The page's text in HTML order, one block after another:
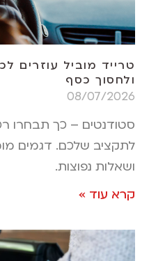
טרייד מוביל עוזרים
ולחסוך כסף
08/07/2026
סטודנטים – כך תבחרו
לתקציב שלכם. דגמים
ושאלות נפוצות.
קרא עוד »